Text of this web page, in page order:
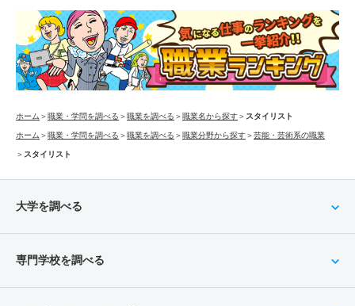
ホーム ＞職業・学問を調べる ＞職業を調べる ＞職業名から探す＞ スタイリスト
ホーム ＞職業・学問を調べる ＞職業を調べる ＞職業分野から探す＞芸能・芸術系の職業
＞ スタイリスト
大学を調べる
専門学校を調べる